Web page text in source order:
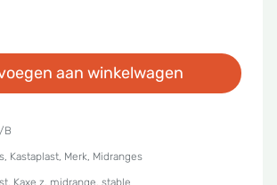
aan winkelwagen
B
, Kastaplast, Merk, Midranges
, Kaxe z, midrange, stable